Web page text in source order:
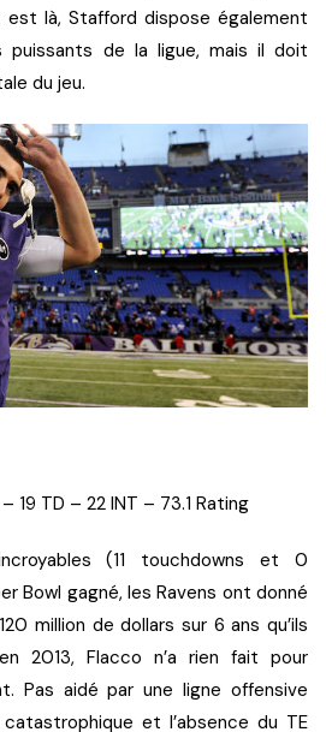
là, Stafford dispose également
puissants de la ligue, mais il doit
du jeu.
19 TD – 22 INT – 73.1 Rating
(11 touchdowns et 0
Bowl gagné, les Ravens ont donné
million de dollars sur 6 ans qu’ils
2013, Flacco n’a rien fait pour
Pas aidé par une ligne offensive
et l’absence du TE